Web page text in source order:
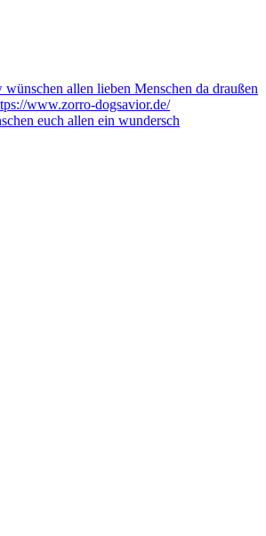
euch allen ein wundersch